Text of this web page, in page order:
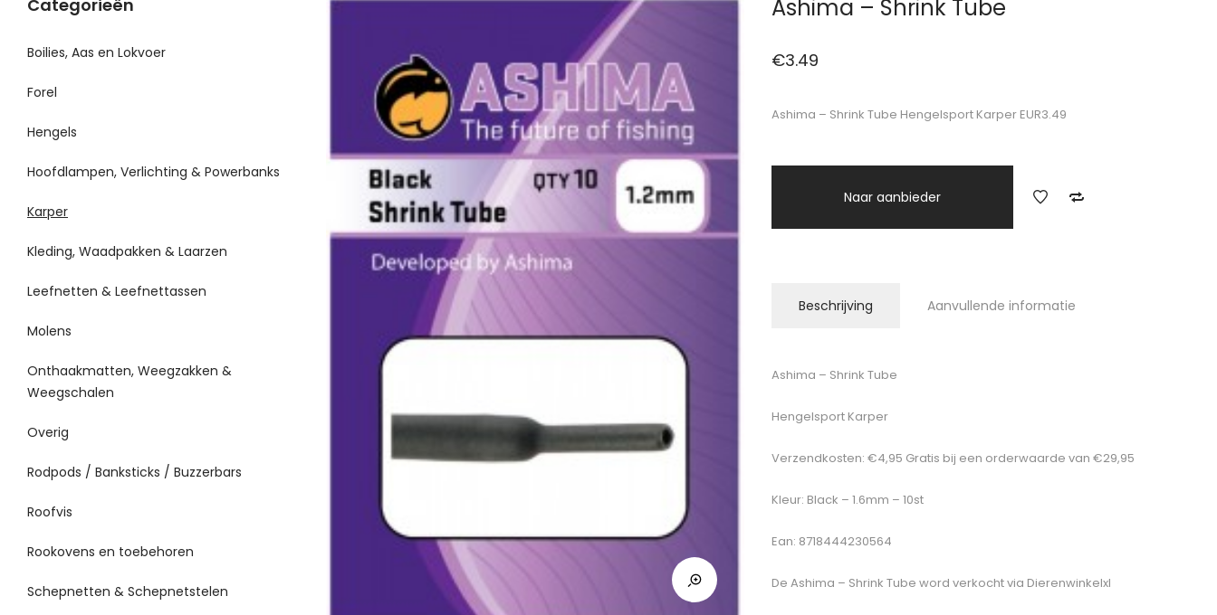
Ashima – Shrink Tube
€3.49
Ashima – Shrink Tube Hengelsport Karper EUR3.49
Naar aanbieder
Beschrijving Aanvullende informatie
Ashima – Shrink Tube
Hengelsport Karper
Verzendkosten: €4,95 Gratis bij een orderwaarde van €29,95
Kleur: Black – 1.6mm – 10st
Ean: 8718444230564
De Ashima – Shrink Tube word verkocht via Dierenwinkelxl
Categorieën
Boilies, Aas en Lokvoer
Forel
Hengels
Hoofdlampen, Verlichting & Powerbanks
Karper
Kleding, Waadpakken & Laarzen
Leefnetten & Leefnettassen
Molens
Onthaakmatten, Weegzakken &
Weegschalen
Overig
Rodpods / Banksticks / Buzzerbars
Roofvis
Rookovens en toebehoren
Schepnetten & Schepnetstelen